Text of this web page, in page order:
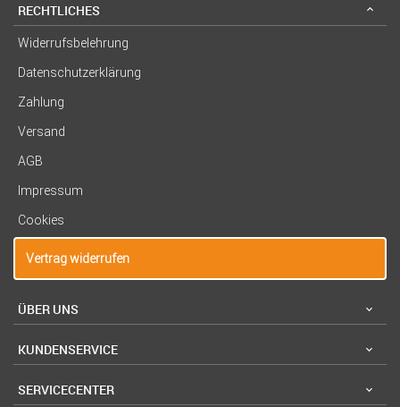
RECHTLICHES
Widerrufsbelehrung
Datenschutzerklärung
Zahlung
Versand
AGB
Impressum
Cookies
Vertrag widerrufen
ÜBER UNS
KUNDENSERVICE
SERVICECENTER